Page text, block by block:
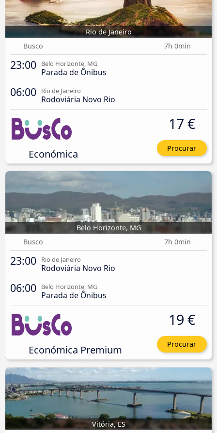
Rio de Janeiro
Busco
7h 0min
23:00 Belo Horizonte, MG
Parada de Ônibus
06:00 Rio de Janeiro
Rodoviária Novo Rio
Económica
17 €
Procurar
Belo Horizonte, MG
Busco
7h 0min
23:00 Rio de Janeiro
Rodoviária Novo Rio
06:00 Belo Horizonte, MG
Parada de Ônibus
Económica Premium
19 €
Procurar
Vitória, ES